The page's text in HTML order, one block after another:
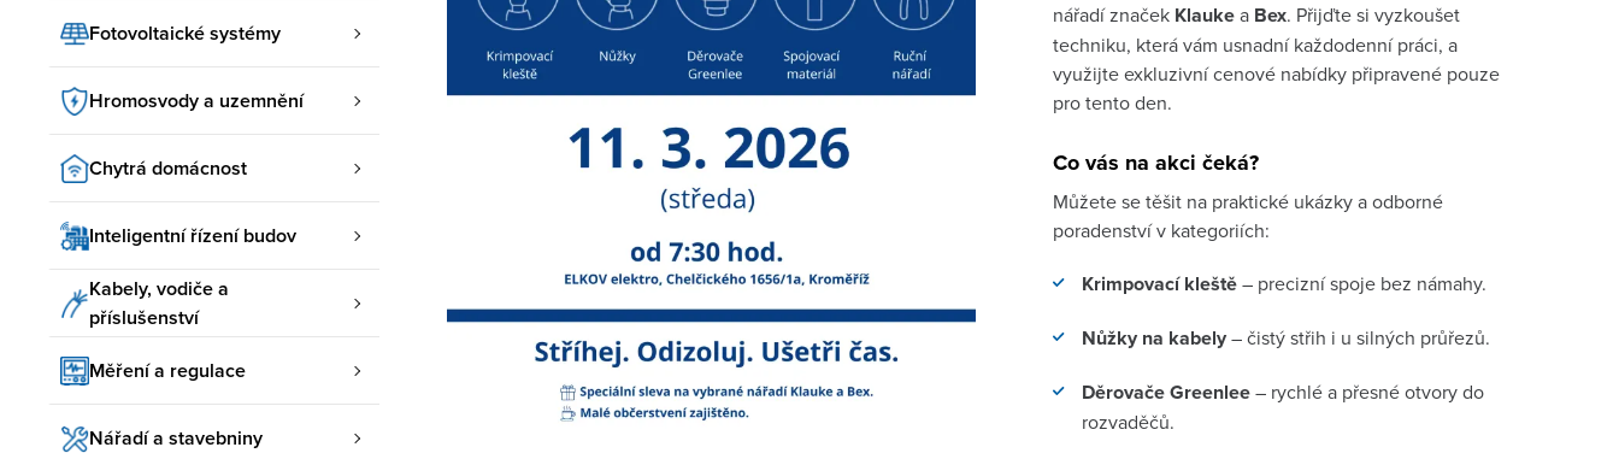
Fotovoltaické systémy
Hromosvody a uzemnění
Chytrá domácnost
Inteligentní řízení budov
Kabely, vodiče a
příslušenství
Měření a regulace
Nářadí a stavebniny
nářadí značek Klaukea Bex. Přijďte si vyzkoušet
techniku, která vám usnadní každodenní práci, a
využijte exkluzivní cenové nabídky připravené pouze
pro tento den.
Co vás na akci čeká?
Můžete se těšit na praktické ukázky a odborné
poradenství v kategoriích:
Krimpovací kleště– precizní spoje bez námahy.
Nůžky na kabely– čistý střih i u silných průřezů.
Děrovače Greenlee– rychlé a přesné otvory do
rozvaděčů.